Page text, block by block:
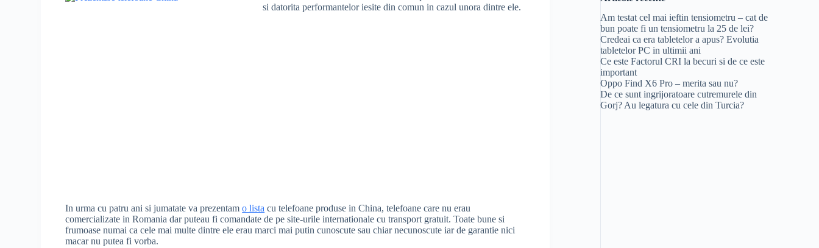
si datorita performantelor iesite din comun in cazul unora dintre ele.
In urma cu patru ani si jumatate va prezentamo lista cu telefoane produse in China, telefoane care nu erau
comercializate in Romania dar puteau fi comandate de pe site-urile internationale cu transport gratuit. Toate bune si
frumoase numai ca cele mai multe dintre ele erau marci mai putin cunoscute sau chiar necunoscute iar de garantie nici
macar nu putea fi vorba.
Am testat cel mai ieftin tensiometru – cat de
bun poate fi un tensiometru la 25 de lei?
Credeai ca era tabletelor a apus? Evolutia
tabletelor PC in ultimii ani
Ce este Factorul CRI la becuri si de ce este
important
Oppo Find X6 Pro – merita sau nu?
De ce sunt ingrijoratoare cutremurele din
Gorj? Au legatura cu cele din Turcia?